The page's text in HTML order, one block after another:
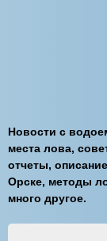
Новости с
места лова,
отчеты,
Орске, методы
много другое.